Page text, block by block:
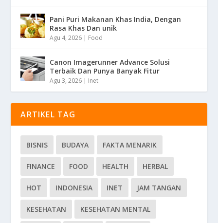
Pani Puri Makanan Khas India, Dengan
Rasa Khas Dan unik
Agu 4, 2026 | Food
Canon Imagerunner Advance Solusi
Terbaik Dan Punya Banyak Fitur
Agu 3, 2026 | Inet
ARTIKEL TAG
BISNIS BUDAYA FAKTA MENARIK
FINANCE FOOD HEALTH HERBAL
HOT INDONESIA INET JAM TANGAN
KESEHATAN KESEHATAN MENTAL